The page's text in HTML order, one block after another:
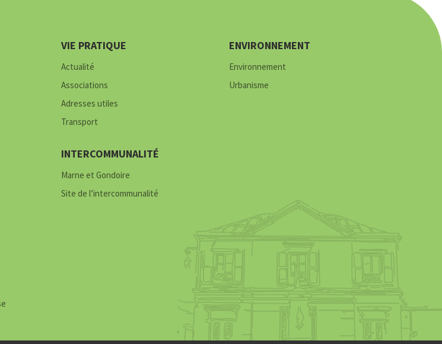
VIE PRATIQUE
Actualité
Associations
Adresses utiles
Transport
INTERCOMMUNALITÉ
Marne et Gondoire
Site de l’intercommunalité
ENVIRONNEMENT
Environnement
Urbanisme